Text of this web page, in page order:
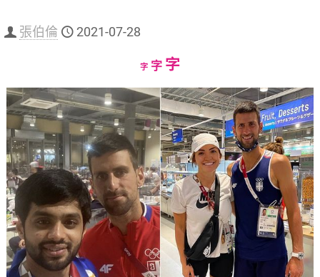
張伯倫 2021-07-28
字Decrease
size.
字Reset
size.
字Increase
size.